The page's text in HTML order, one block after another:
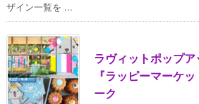
ザイン一覧を ...
ラヴィットポップ
『ラッピーマーケ
ーク